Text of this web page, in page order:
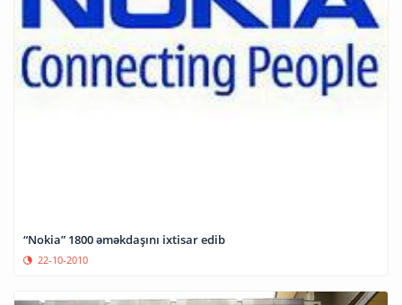
“Nokia” 1800 əməkdaşını ixtisar edib
22-10-2010